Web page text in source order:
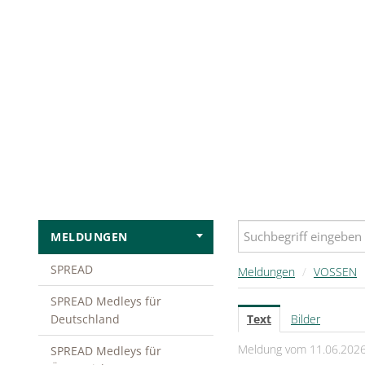
MELDUNGEN
SPREAD
SPREAD Medleys für
Deutschland
SPREAD Medleys für
Meldungen / VOSSEN
Text
Bilder
Meldung vom